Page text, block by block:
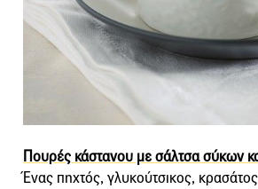
Πουρές κάστανου με σάλτσα σύκων
Ένας πηχτός, γλυκούτσικος,